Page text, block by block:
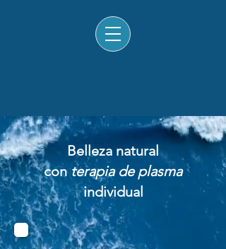
Belleza natural
conterapia de plasma
individual